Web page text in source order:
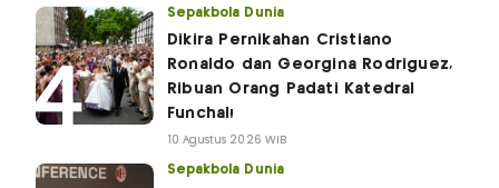
Sepakbola Dunia
Dikira Pernikahan Cristiano
Ronaldo dan Georgina Rodriguez,
Ribuan Orang Padati Katedral
Funchal!
10 Agustus 2026 WIB
Sepakbola Dunia